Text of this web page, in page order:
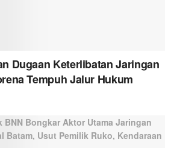
Dugaan Keterlibatan Jaringan
Tempuh Jalur Hukum